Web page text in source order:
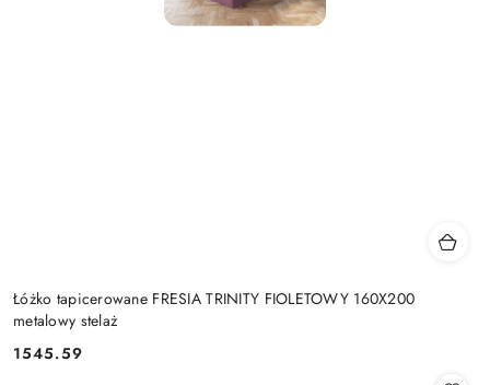
Łóżko tapicerowane FRESIA TRINITY FIOLETOWY 160X200
metalowy stelaż
Cena:
1545.59